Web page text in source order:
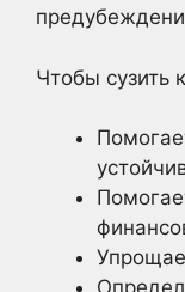
Чтобы сузить